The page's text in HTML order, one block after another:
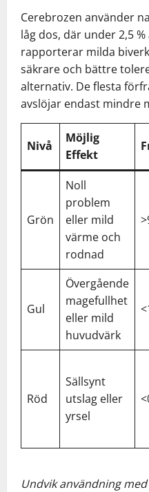
Cerebrozen använder
låg dos, där under 2,5
rapporterar milda
säkrare och bättre
alternativ. De flesta
avslöjar endast mindre
Nivå
Möjlig
Effekt
Grön
Noll
problem
eller mild
värme och
rodnad
Gul
Övergående
magefullhet
eller mild
huvudvärk
Röd
Sällsynt
utslag eller
yrsel
Undvik användning